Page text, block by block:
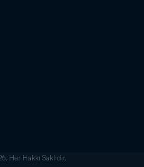
Her Hakkı Saklıdır.